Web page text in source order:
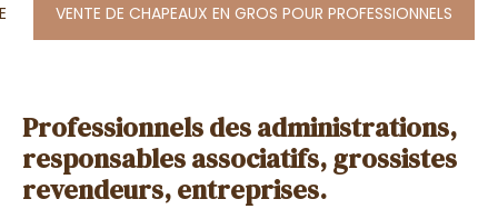
VENTE DE CHAPEAUX EN GROS POUR PROFESSIONNELS
Professionnels des administrations,
responsables associatifs, grossistes
revendeurs, entreprises.